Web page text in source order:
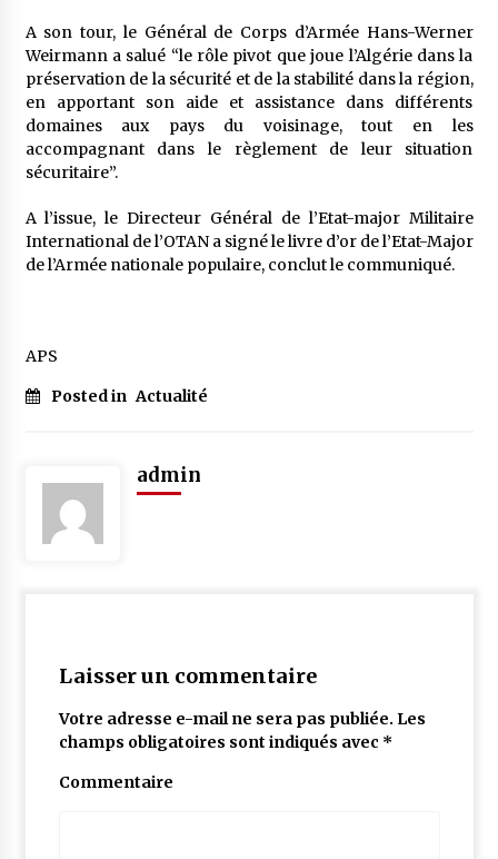
A son tour, le Général de Corps d’Armée Hans-Werner
Weirmann a salué “le rôle pivot que joue l’Algérie dans la
préservation de la sécurité et de la stabilité dans la région,
en apportant son aide et assistance dans différents
domaines aux pays du voisinage, tout en les
accompagnant dans le règlement de leur situation
sécuritaire”.
A l’issue, le Directeur Général de l’Etat-major Militaire
International de l’OTAN a signé le livre d’or de l’Etat-Major
de l’Armée nationale populaire, conclut le communiqué.
APS
Posted in Actualité
admin
Laisser un commentaire
Votre adresse e-mail ne sera pas publiée. Les
champs obligatoires sont indiqués avec *
Commentaire